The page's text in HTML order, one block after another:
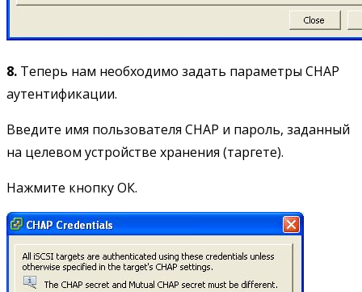
8. Теперь нам необходимо задать параметры CHAP
аутентификации.
Введите имя пользователя CHAP и пароль, заданный
на целевом устройстве хранения (таргете).
Нажмите кнопку ОК.